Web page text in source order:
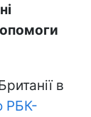
в
РБК-